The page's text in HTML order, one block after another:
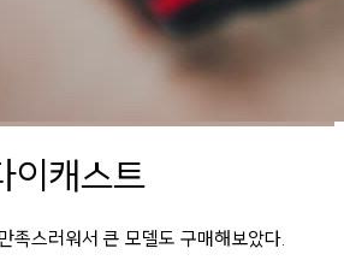
이캐스트
족스러워서 큰 모델도 구매해보았다.